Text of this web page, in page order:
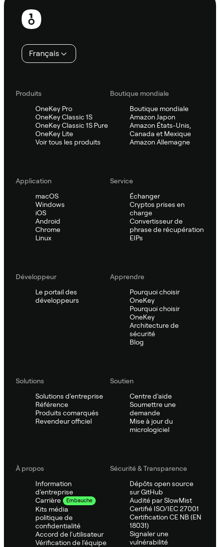
Pied
page
Français
Produits
OneKey Pro
OneKey Classic 1S
OneKey Classic 1S Pure
OneKey Lite
Voir tous les produits
Boutique mondiale
Boutique mondiale
Amazon Japon
Amazon États-Unis,
Canada et Mexique
Amazon Allemagne
Application
macOS
Windows
iOS
Android
Chrome
Linux
Service
Échanger
Cryptos prises en
charge
Convertisseur de
phrase de récupération
EIPs
Développeur
Le portail des
développeurs
Apprendre
Pourquoi choisir
OneKey
Pourquoi choisir
OneKey
Architecture de
sécurité
Blog
Solutions
Solutions d'entreprise
Référence
Produits comarqués
Revendeur officiel
Soutien
Centre d'aide
Soumettre une
demande
Mise à jour du
micrologiciel
À propos
Information
d'entreprise
Carrière
Embauche
Kits média
politique de
confidentialité
Accord de l'utilisateur
Vérification de l'équipe
Sécurité & Transparence
Dépôts open source
sur GitHub
Audité par SlowMist
Certifié ISO/IEC 27001
Certification CE NB (EN
18031)
Signaler une
vulnérabilité